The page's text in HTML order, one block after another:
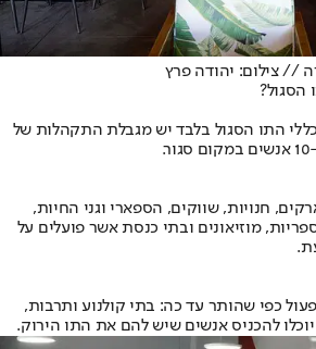
// צילום: יהודה פרץ
הסגול?
התו הסגול בלבד יש מגבלת התקהלות של
חנויות, שווקים, הספארי וגני החיות,
מוזיאונים ובתי כנסת אשר פועלים על
כפי שהותר עד כה: בתי קולנוע ותרבות,
להכניס אנשים שיש להם את התו הירוק.